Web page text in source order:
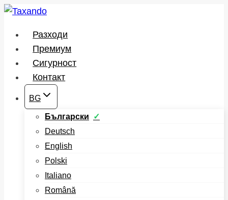
Към
Разходи
Премиум
Сигурност
Контакт
BG
Български
Deutsch
English
Polski
Italiano
Română